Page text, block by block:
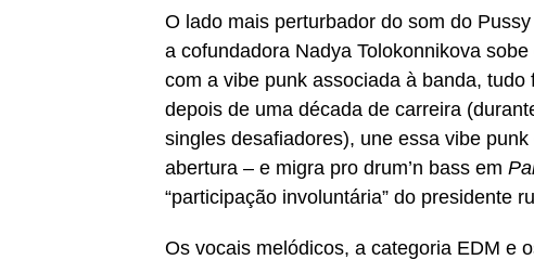
O lado mais perturbador do som do
a cofundadora Nadya Tolokonnikova
com a vibe punk associada à banda, tudo
depois de uma década de carreira
singles desafiadores), une essa vibe
abertura – e migra pro drum’n bass em
“participação involuntária” do presidente
Os vocais melódicos, a categoria EDM e